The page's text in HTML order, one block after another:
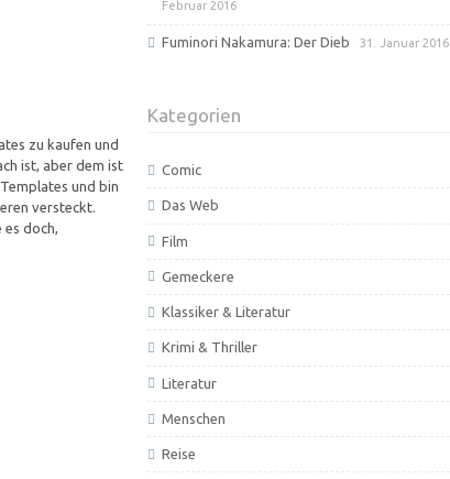
zu kaufen und
ist, aber dem ist
und bin
versteckt.
doch,
Februar 2016
Fuminori Nakamura: Der Dieb 31. Januar 2016
Kategorien
Comic
Das Web
Film
Gemeckere
Klassiker & Literatur
Krimi & Thriller
Literatur
Menschen
Reise